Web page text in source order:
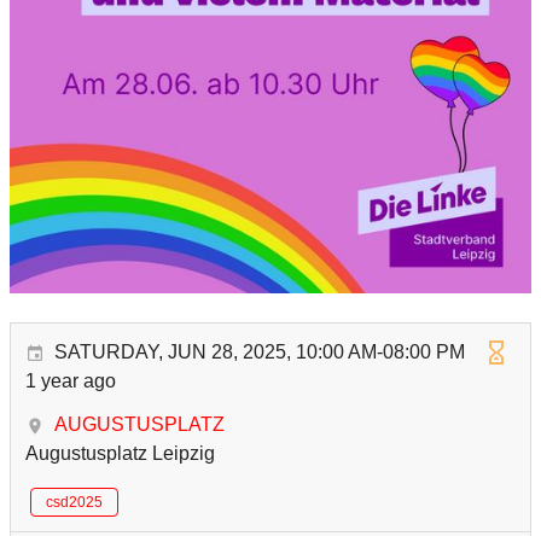
SATURDAY, JUN 28, 2025, 10:00 AM-08:00 PM
1 year ago
AUGUSTUSPLATZ
Augustusplatz Leipzig
csd2025